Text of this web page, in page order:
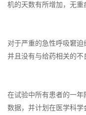
机的天数有所增加，无重
对于严重的急性呼吸窘迫
并且没有与给药相关的不
在试验中所有患者的一
数据，并计划在医学科学